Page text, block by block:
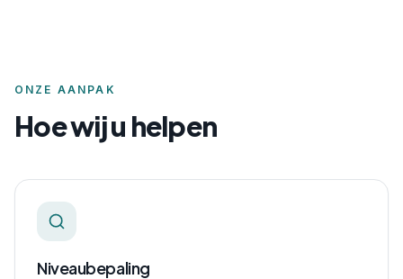
ONZE AANPAK
Hoe wij u helpen
Niveaubepaling